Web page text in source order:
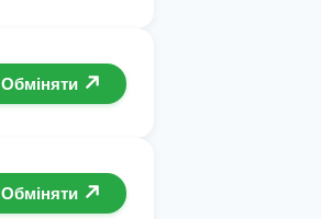
Обміняти
Обміняти